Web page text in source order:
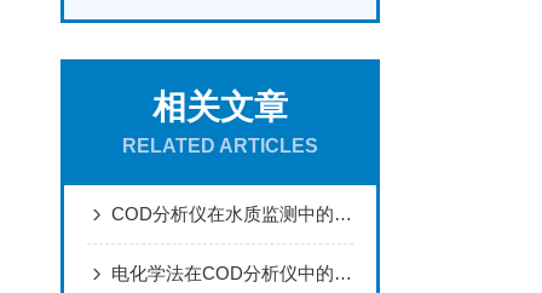
相关文章
RELATED ARTICLES
COD分析仪在水质监测中的实践与应用
电化学法在COD分析仪中的实践与挑战